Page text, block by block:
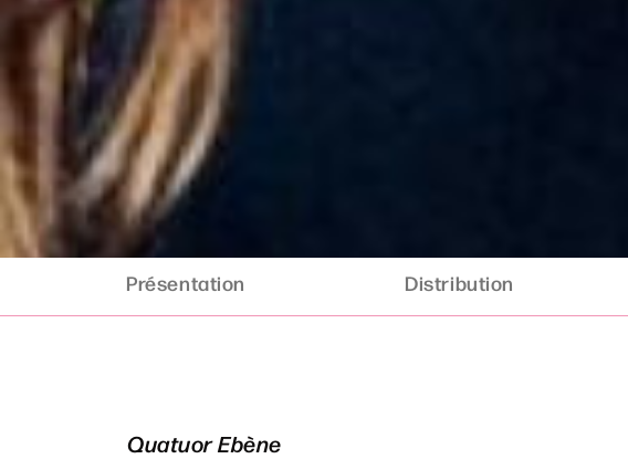
Présentation Distribution
Quatuor Ebène